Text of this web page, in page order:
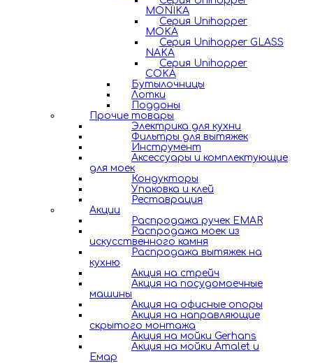
MONIKA
Серия Unihopper
MOKA
Серия Unihopper GLASS
NAKA
Серия Unihopper
COKA
Бутылочницы
Лотки
Поддоны
Прочие товары
Электрика для кухни
Фильтры для вытяжек
Инструмент
Аксессуары и комплектующие
для моек
Кондукторы
Упаковка и клей
Реставрация
Акции
Распродажа ручек EMAR
Распродажа моек из
искусственного камня
Распродажа вытяжек на
кухню
Акция на стрейч
Акция на посудомоечные
машины
Акция на офисные опоры
Акция на направляющие
скрытого монтажа
Акция на мойки Gerhans
Акция на мойки Amalet и
Емар